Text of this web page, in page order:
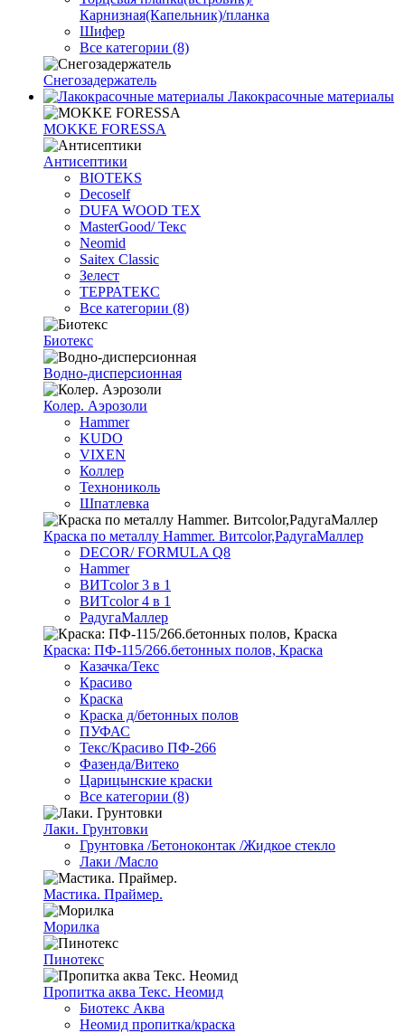
Карнизная(Капельник)/планка
Шифер
Все категории (8)
Снегозадержатель
Лакокрасочные материалы
MOKKE FORESSA
Антисептики
BIOTEKS
Decoself
DUFA WOOD TEX
MasterGood/ Текс
Neomid
Saitex Classic
Зелест
ТЕРРАТЕКС
Все категории (8)
Биотекс
Водно-дисперсионная
Колер. Аэрозоли
Hammer
KUDO
VIXEN
Коллер
Технониколь
Шпатлевка
Краска по металлу Hammer. Витcolor,РадугаМаллер
DECOR/ FORMULA Q8
Hammer
ВИТcolor 3 в 1
ВИТcolor 4 в 1
РадугаМаллер
Краска: ПФ-115/266.бетонных полов, Краска
Казачка/Текс
Красиво
Краска
Краска д/бетонных полов
ПУФАС
Текс/Красиво ПФ-266
Фазенда/Витеко
Царицынские краски
Все категории (8)
Лаки. Грунтовки
Грунтовка /Бетоноконтак /Жидкое стекло
Лаки /Масло
Мастика. Праймер.
Морилка
Пинотекс
Пропитка аква Текс. Неомид
Биотекс Аква
Неомид пропитка/краска